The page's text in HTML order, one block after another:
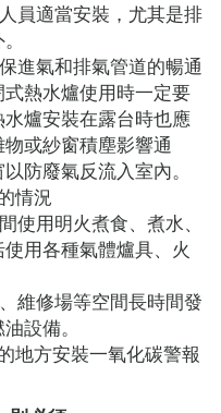
員適當安裝，尤其是排
進氣和排氣管道的暢通
熱水爐使用時一定要
爐安裝在露台時也應
或紗窗積塵影響通
防廢氣反流入室內。
情況
使用明火煮食、煮水、
用各種氣體爐具、火
維修場等空間長時間發
設備。
地方安裝一氧化碳警報